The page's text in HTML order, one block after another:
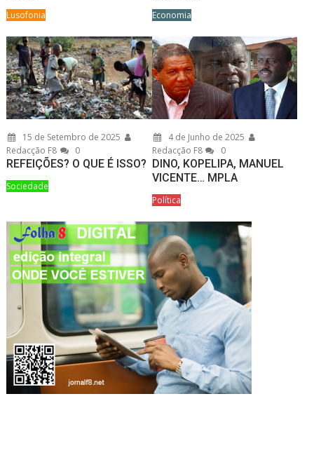
Lusofonia Economia
15 de Setembro de 2025
Redacção F8
0
REFEIÇÕES? O QUE É ISSO?
Sociedade
4 de Junho de 2025
Redacção F8
0
DINO, KOPELIPA, MANUEL
VICENTE… MPLA
Política